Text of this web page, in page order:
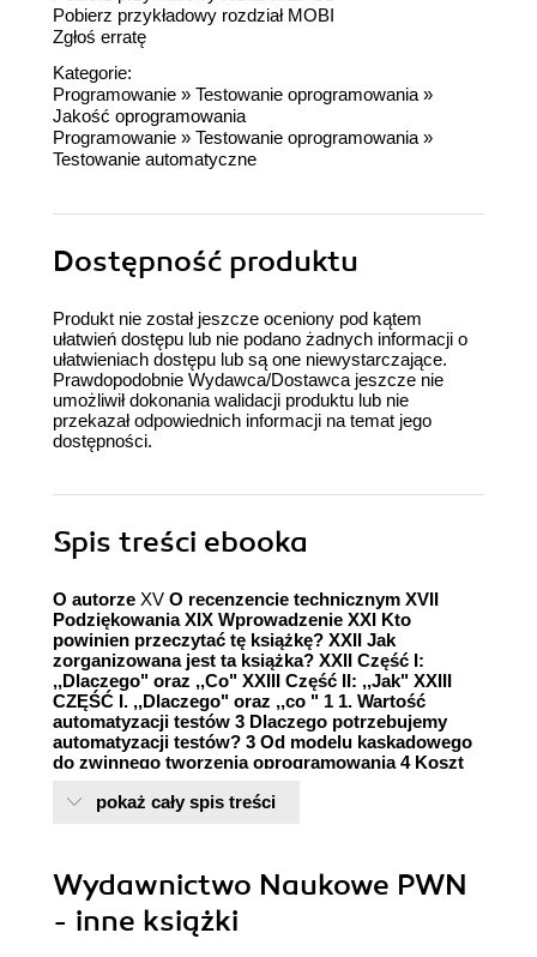
Pobierz przykładowy rozdział MOBI
Zgłoś erratę
Kategorie:
Programowanie » Testowanie oprogramowania »
Jakość oprogramowania
Programowanie » Testowanie oprogramowania »
Testowanie automatyczne
Dostępność produktu
Produkt nie został jeszcze oceniony pod kątem
ułatwień dostępu lub nie podano żadnych informacji o
ułatwieniach dostępu lub są one niewystarczające.
Prawdopodobnie Wydawca/Dostawca jeszcze nie
umożliwił dokonania walidacji produktu lub nie
przekazał odpowiednich informacji na temat jego
dostępności.
Spis treści ebooka
O autorze XV O recenzencie technicznym XVII
PodziękowaniaXIX Wprowadzenie XXI Kto
powinien przeczytać tę książkę? XXII Jak
zorganizowana jest ta książka? XXII Część I:
,,Dlaczego" oraz ,,Co" XXIII Część II: ,,Jak" XXIII
CZĘŚĆ I. ,,Dlaczego" oraz ,,co " 1 1. Wartość
automatyzacji testów 3 Dlaczego potrzebujemy
automatyzacji testów? 3 Od modelu kaskadowego
do zwinnego tworzenia oprogramowania 4 Koszt
stałego kosztu 6 Refaktoryzacja 8 Ciągłe
maksimum korzyści z automatyzacji testów 13
Różnice pomiędzy testami manualnymi i
automatycznymi 16 Testowanie eksploracyjne 16
pokaż cały spis treści
Wydawnictwo Naukowe PWN
- inne książki